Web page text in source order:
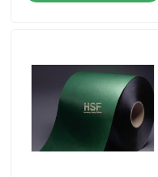
ビデオ
企業情報